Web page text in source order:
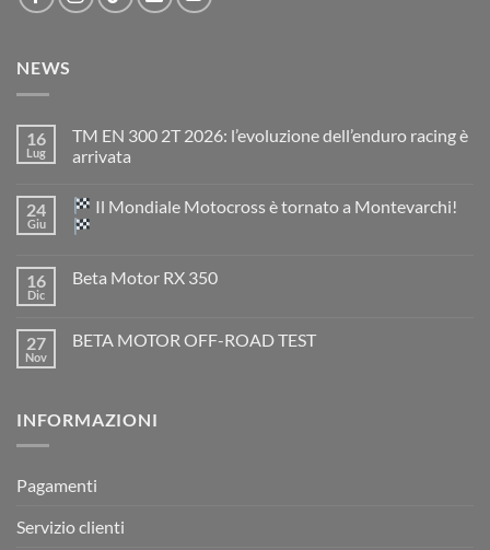
NEWS
16
Lug
TM EN 300 2T 2026: l’evoluzione dell’enduro racing è
arrivata
su
TM
EN
2026:
è
arrivata
24
Giu
Il Mondiale Motocross è tornato a Montevarchi!
su
Motocross
è
16
Dic
Beta Motor RX 350
Beta
27
Nov
BETA MOTOR OFF-ROAD TEST
MOTOR
INFORMAZIONI
Pagamenti
Servizio clienti